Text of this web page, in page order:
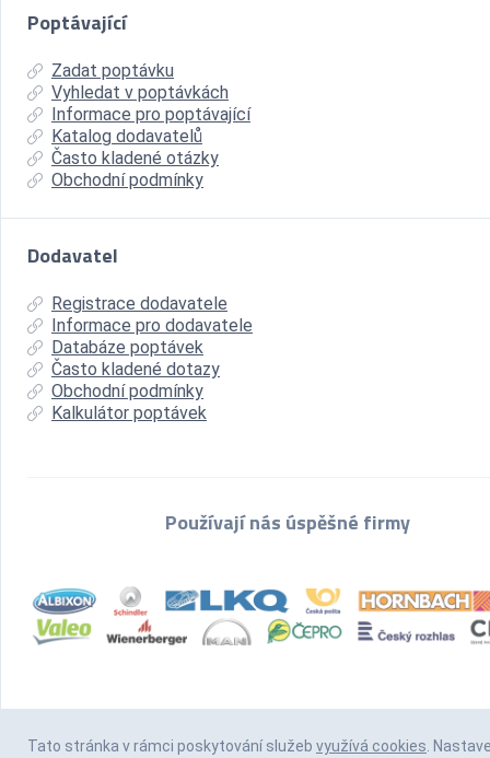
Poptávající
Zadat poptávku
Vyhledat v poptávkách
Informace pro poptávající
Katalog dodavatelů
Často kladené otázky
Obchodní podmínky
Dodavatel
Registrace dodavatele
Informace pro dodavatele
Databáze poptávek
Často kladené dotazy
Obchodní podmínky
Kalkulátor poptávek
Používají nás úspěšné firmy
Tato stránka v rámci poskytování služeb využívá cookies.